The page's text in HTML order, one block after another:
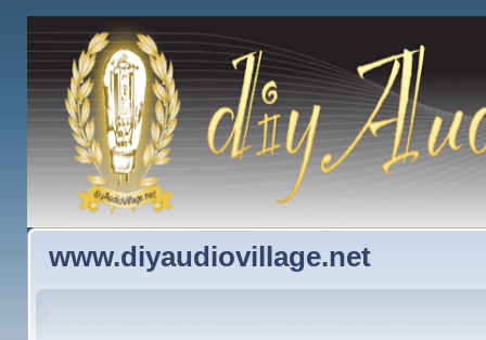
www.diyaudiovillage.net